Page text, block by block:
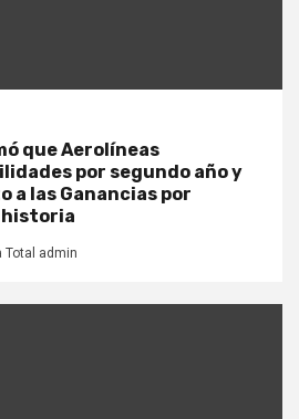
que Aerolíneas
por segundo año y
a las Ganancias por
historia
Total admin